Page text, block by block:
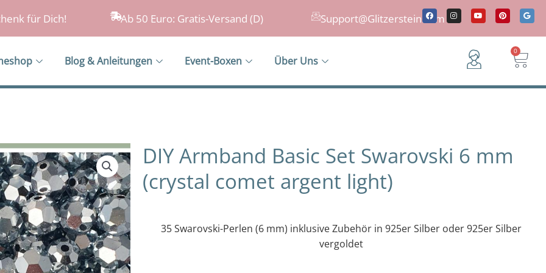
für Dich! Ab 50 Euro: Gratis-Versand (D) Support@Glitzerstein.com
F
a
c
b
I
n
s
a
Y
o
u
u
e
P
i
n
e
G
o
o
l
Blog & Anleitungen Event-Boxen Über Uns
0
DIY Armband Basic Set Swarovski 6 mm
(crystal comet argent light)
35 Swarovski-Perlen (6 mm) inklusive Zubehör in 925er Silber oder 925er Silber
vergoldet